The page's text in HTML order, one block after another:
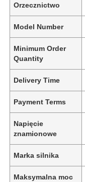
Orzecznictwo
Model Number
Minimum Order
Quantity
Delivery Time
Payment Terms
Napięcie
znamionowe
Marka silnika
Maksymalna moc